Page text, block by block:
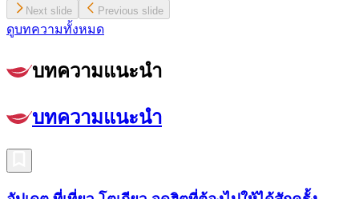
Next slide Previous slide
ดูบทความทั้งหมด
บทความแนะนำ
บทความแนะนำ